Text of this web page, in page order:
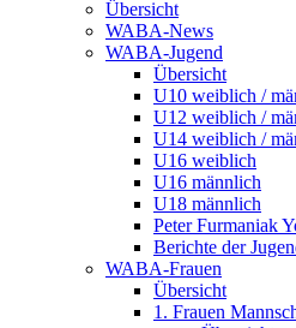
Übersicht
WABA-News
WABA-Jugend
Übersicht
U10 weiblich /
U12 weiblich /
U14 weiblich /
U16 weiblich
U16 männlich
U18 männlich
Peter Furmaniak
Berichte der
WABA-Frauen
Übersicht
1. Frauen